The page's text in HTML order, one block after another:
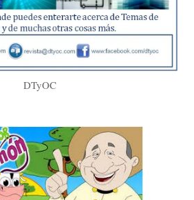
DTyOC